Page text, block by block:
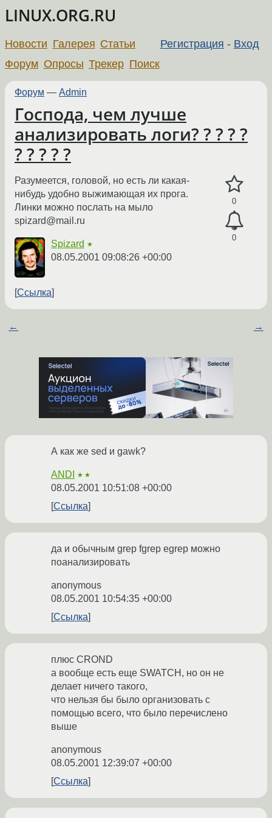
LINUX.ORG.RU
Регистрация - Вход
Новости Галерея Статьи
Форум Опросы Трекер Поиск
Форум — Admin
Господа, чем лучше
анализировать логи? ? ? ? ?
? ? ? ? ?
0
0
Разумеется, головой, но есть ли какая-
нибудь удобно выжимающая их прога.
Линки можно послать на мыло
spizard@mail.ru
Spizard ★
08.05.2001 09:08:26 +00:00
Ссылка
← →
А как же sed и gawk?
ANDI ★★
08.05.2001 10:51:08 +00:00
Ссылка
да и обычным grep fgrep egrep можно
поанализировать
anonymous
08.05.2001 10:54:35 +00:00
Ссылка
плюс CROND
а вообще есть еще SWATCH, но он не
делает ничего такого,
что нельзя бы было организовать с
помощью всего, что было перечислено
выше
anonymous
08.05.2001 12:39:07 +00:00
Ссылка